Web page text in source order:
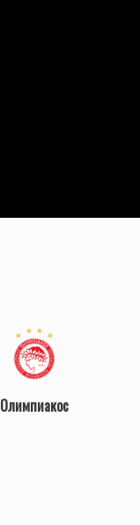
Олимпиакос